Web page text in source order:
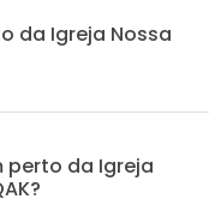
da Igreja Nossa
perto da Igreja